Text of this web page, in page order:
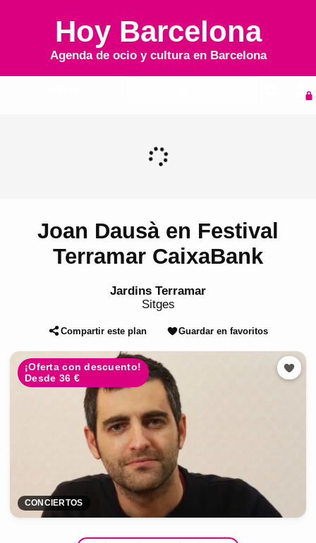
Hoy Barcelona
Agenda de ocio y cultura en Barcelona
Joan Dausà en Festival
Terramar CaixaBank
Jardins Terramar
Sitges
Compartir este plan Guardar en favoritos
¡Oferta con descuento!
Desde 36 €
CONCIERTOS